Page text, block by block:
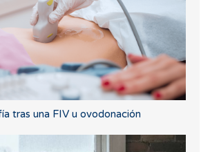
tras una FIV u ovodonación